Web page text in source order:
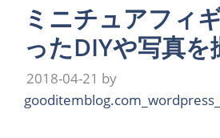
ミニチュアフィ
ったDIYや写真を
2018-04-21 by